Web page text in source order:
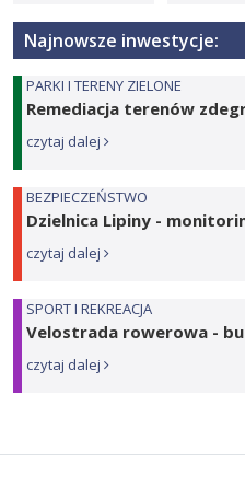
Najnowsze inwestycje:
PARKI I TERENY ZIELONE
Remediacja terenów
czytaj dalej
BEZPIECZEŃSTWO
Dzielnica Lipiny -
czytaj dalej
SPORT I REKREACJA
Velostrada rowerowa -
czytaj dalej